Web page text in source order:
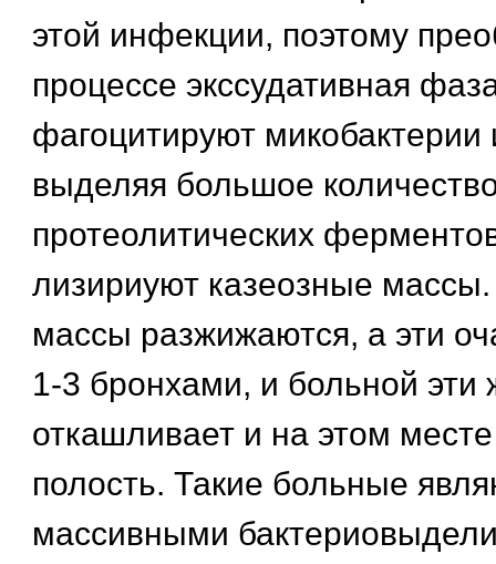
этой инфекции, поэтому
процессе экссудативная
фагоцитируют
выделяя большое
протеолитических
лизириуют казеозные
массы разжижаются, а эти
1-3 бронхами, и больной эти
откашливает и на этом
полость. Такие больные
массивными